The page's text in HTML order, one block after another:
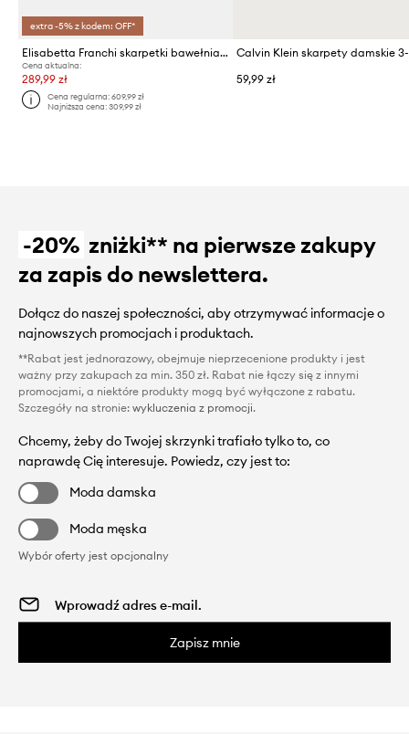
extra -5% z kodem: OFF*
Elisabetta Franchi skarpetki bawełniane
Cena aktualna:
289,99 zł
Cena regularna:609,99 zł
Najniższa cena:309,99 zł
Calvin Klein skarpety damskie
59,99 zł
-20% zniżki** na pierwsze zakupy
za zapis do newslettera.
Dołącz do naszej społeczności, aby otrzymywać informacje o
najnowszych promocjach i produktach.
**Rabat jest jednorazowy, obejmuje nieprzecenione produkty i jest
ważny przy zakupach za min. 350 zł. Rabat nie łączy się z innymi
promocjami, a niektóre produkty mogą być wyłączone z rabatu.
Szczegóły na stronie: wykluczenia z promocji.
Chcemy, żeby do Twojej skrzynki trafiało tylko to, co
naprawdę Cię interesuje. Powiedz, czy jest to:
Moda damska
Moda męska
Wybór oferty jest opcjonalny
Zapisz mnie